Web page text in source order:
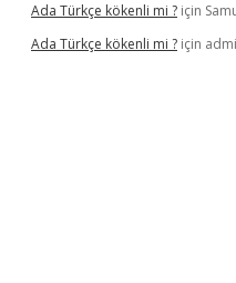
Ada Türkçe kökenli mi ? için
Ada Türkçe kökenli mi ? için